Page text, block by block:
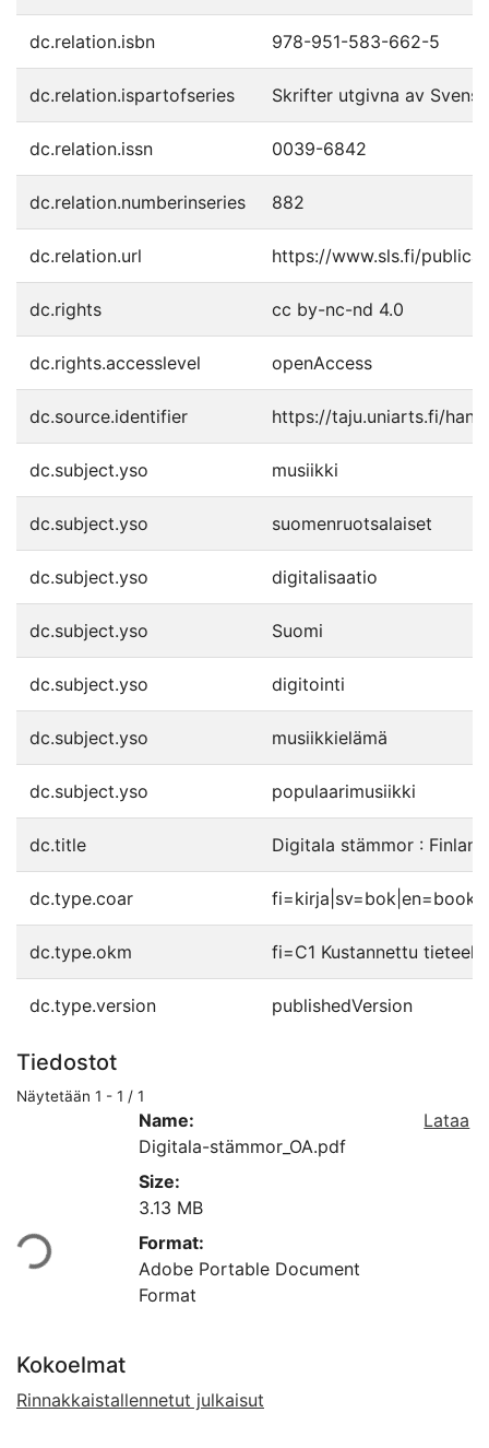
dc.relation.isbn 978-951-583-662-5
dc.relation.ispartofseries Skrifter utgivna av
dc.relation.issn 0039-6842
dc.relation.numberinseries 882
dc.relation.url https://www.sls.fi/
dc.rights cc by-nc-nd 4.0
dc.rights.accesslevel openAccess
dc.source.identifier https://taju.uniarts.fi/
dc.subject.yso musiikki
dc.subject.yso suomenruotsalaiset
dc.subject.yso digitalisaatio
dc.subject.yso Suomi
dc.subject.yso digitointi
dc.subject.yso musiikkielämä
dc.subject.yso populaarimusiikki
dc.title Digitala stämmor :
dc.type.coar fi=kirja|sv=bok|en=book|
dc.type.okm fi=C1 Kustannettu
dc.type.version publishedVersion
Tiedostot
Näytetään 1 - 1 / 1
Name:
Digitala-stämmor_OA.pdf
Size:
3.13 MB
Format:
Adobe Portable Document
Format
Lataa
Kokoelmat
Rinnakkaistallennetut julkaisut